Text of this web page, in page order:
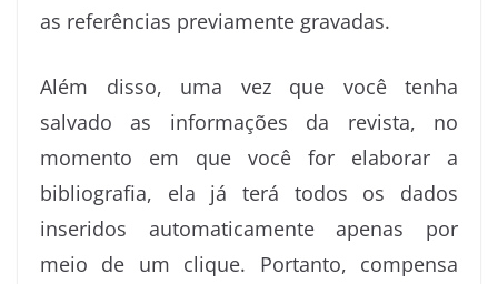
as referências previamente gravadas.
Além disso, uma vez que você tenha
salvado as informações da revista, no
momento em que você for elaborar a
bibliografia, ela já terá todos os dados
inseridos automaticamente apenas por
meio de um clique. Portanto, compensa